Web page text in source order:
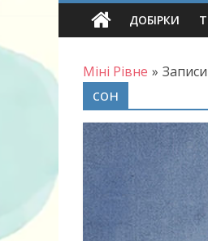
Skip
ДОБІРКИ
Міні Рівне »
сон